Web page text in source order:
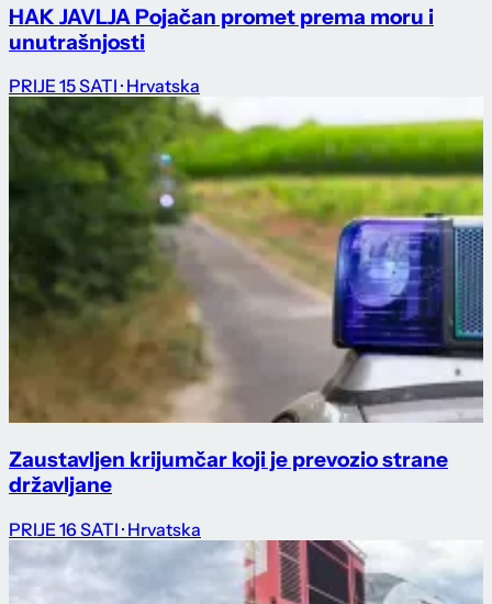
HAK JAVLJA Pojačan promet prema moru i
unutrašnjosti
PRIJE 15 SATI · Hrvatska
Zaustavljen krijumčar koji je prevozio strane
državljane
PRIJE 16 SATI · Hrvatska